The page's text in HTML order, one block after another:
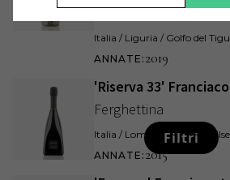
Bisson
Italia / Liguria / Golfo del
ANNATE : 2019
'Riserva 33'
Ferghettina
Italia / Lombardia / Lago
ANNATE : 2015
Filtri